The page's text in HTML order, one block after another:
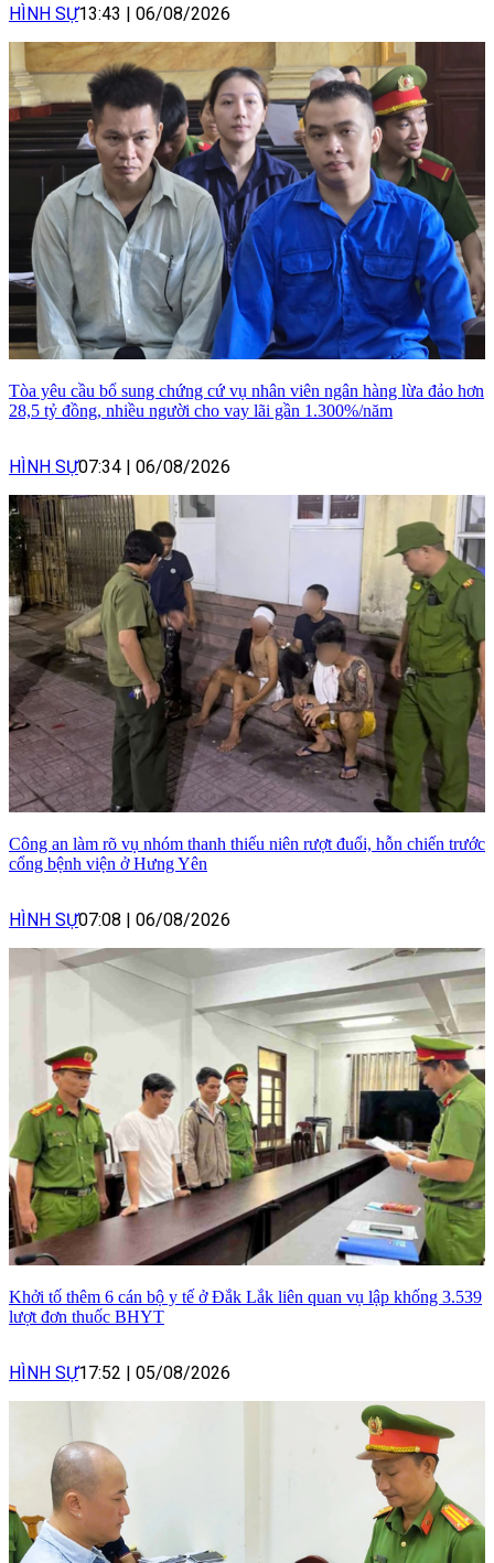
HÌNH SỰ13:43 | 06/08/2026
Tòa yêu cầu bổ sung chứng cứ vụ nhân viên ngân hàng lừa đảo hơn
28,5 tỷ đồng, nhiều người cho vay lãi gần 1.300%/năm
HÌNH SỰ07:34 | 06/08/2026
Công an làm rõ vụ nhóm thanh thiếu niên rượt đuổi, hỗn chiến trước
cổng bệnh viện ở Hưng Yên
HÌNH SỰ07:08 | 06/08/2026
Khởi tố thêm 6 cán bộ y tế ở Đắk Lắk liên quan vụ lập khống 3.539
lượt đơn thuốc BHYT
HÌNH SỰ17:52 | 05/08/2026